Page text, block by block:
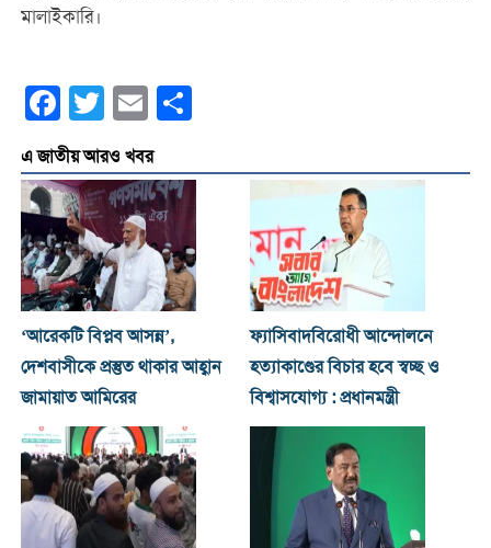
মালাইকারি।
Facebook
Twitter Email
এ জাতীয় আরও খবর
‘আরেকটি বিপ্লব আসন্ন’,
দেশবাসীকে প্রস্তুত থাকার আহ্বান
জামায়াত আমিরের
ফ্যাসিবাদবিরোধী আন্দোলনে
হত্যাকাণ্ডের বিচার হবে স্বচ্ছ ও
বিশ্বাসযোগ্য : প্রধানমন্ত্রী